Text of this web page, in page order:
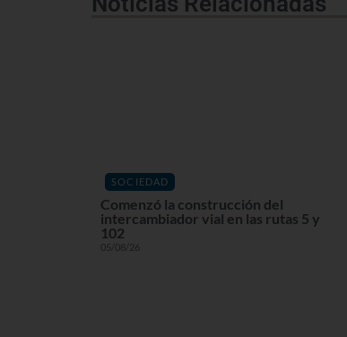
SOCIEDAD
Comenzó la construcción del
intercambiador vial en las rutas 5 y
102
05/08/26